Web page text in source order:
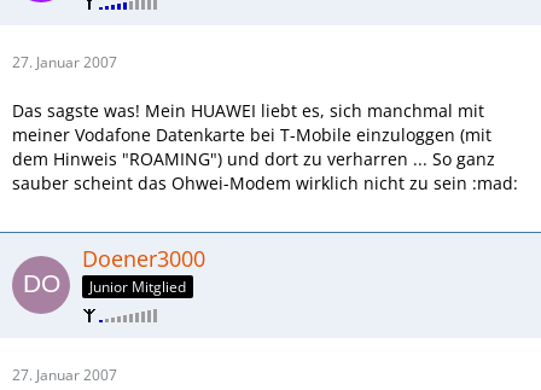
27. Januar 2007
Das sagste was! Mein HUAWEI liebt es, sich manchmal mit
meiner Vodafone Datenkarte bei T-Mobile einzuloggen (mit
dem Hinweis "ROAMING") und dort zu verharren ... So ganz
sauber scheint das Ohwei-Modem wirklich nicht zu sein :mad:
Doener3000
Junior Mitglied
27. Januar 2007